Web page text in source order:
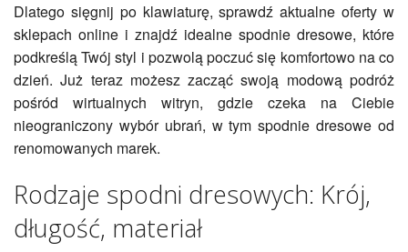
Dlatego sięgnij po klawiaturę, sprawdź aktualne oferty w
sklepach online i znajdź idealne spodnie dresowe, które
podkreślą Twój styl i pozwolą poczuć się komfortowo na co
dzień. Już teraz możesz zacząć swoją modową podróż
pośród wirtualnych witryn, gdzie czeka na Ciebie
nieograniczony wybór ubrań, w tym spodnie dresowe od
renomowanych marek.
Rodzaje spodni dresowych: Krój,
długość, materiał